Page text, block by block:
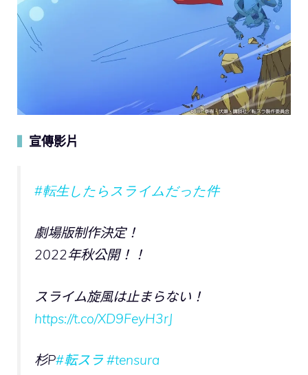
宣傳影片
#転生したらスライムだった件
劇場版制作決定！
2022年秋公開！！
スライム旋風は止まらない！
https://t.co/XD9FeyH3rJ
杉P#転スラ #tensura